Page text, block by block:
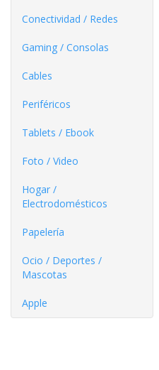
Conectividad / Redes
Gaming / Consolas
Cables
Periféricos
Tablets / Ebook
Foto / Video
Hogar /
Electrodomésticos
Papelería
Ocio / Deportes /
Mascotas
Apple